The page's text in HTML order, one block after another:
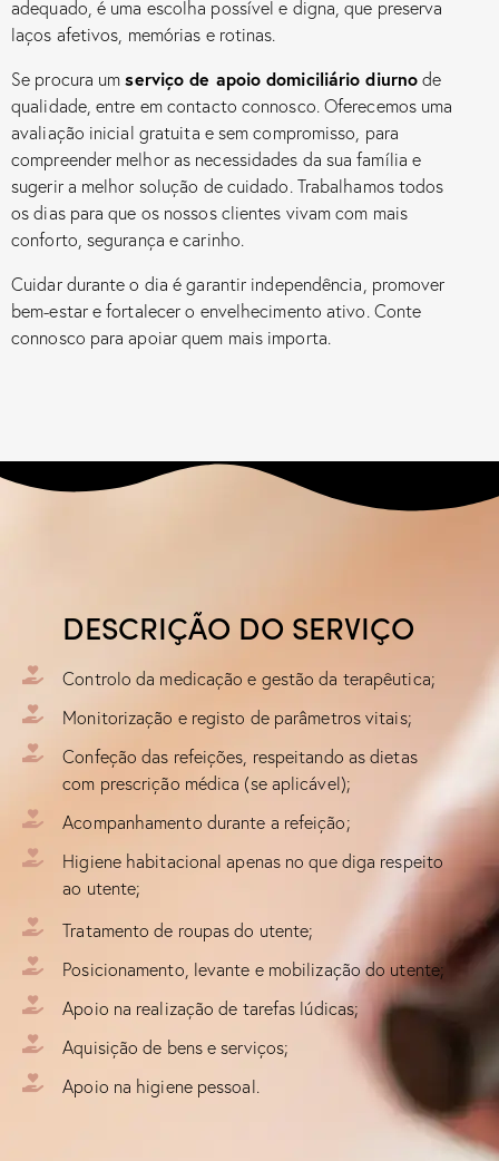
adequado, é uma escolha possível e digna, que preserva
laços afetivos, memórias e rotinas.
Se procura umserviço de apoio domiciliário diurno de
qualidade, entre em contacto connosco. Oferecemos uma
avaliação inicial gratuita e sem compromisso, para
compreender melhor as necessidades da sua família e
sugerir a melhor solução de cuidado. Trabalhamos todos
os dias para que os nossos clientes vivam com mais
conforto, segurança e carinho.
Cuidar durante o dia é garantir independência, promover
bem-estar e fortalecer o envelhecimento ativo. Conte
connosco para apoiar quem mais importa.
DESCRIÇÃO DO SERVIÇO
Controlo da medicação e gestão da terapêutica;
Monitorização e registo de parâmetros vitais;
Confeção das refeições, respeitando as dietas
com prescrição médica (se aplicável);
Acompanhamento durante a refeição;
Higiene habitacional apenas no que diga respeito
ao utente;
Tratamento de roupas do utente;
Posicionamento, levante e mobilização do utente;
Apoio na realização de tarefas lúdicas;
Aquisição de bens e serviços;
Apoio na higiene pessoal.